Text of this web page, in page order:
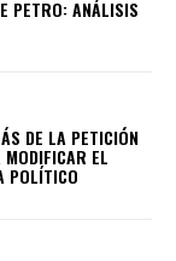
PETRO: ANÁLISIS
DE LA PETICIÓN
MODIFICAR EL
POLÍTICO